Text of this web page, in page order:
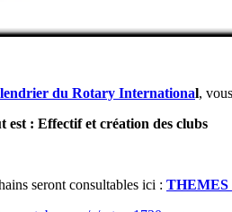
du Rotary International,
est : Effectif et création des clubs
seront consultables ici : THEMES